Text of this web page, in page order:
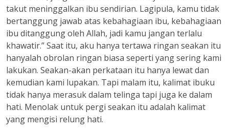
takut meninggalkan ibu sendirian. Lagipula, kamu tidak
bertanggung jawab atas kebahagiaan ibu, kebahagiaan
ibu ditanggung oleh Allah, jadi kamu jangan terlalu
khawatir.” Saat itu, aku hanya tertawa ringan seakan itu
hanyalah obrolan ringan biasa seperti yang sering kami
lakukan. Seakan-akan perkataan itu hanya lewat dan
kemudian kami lupakan. Tapi malam itu, kalimat ibuku
tidak hanya merasuk dalam telinga tapi juga ke dalam
hati. Menolak untuk pergi seakan itu adalah kalimat
yang mengisi relung hati.